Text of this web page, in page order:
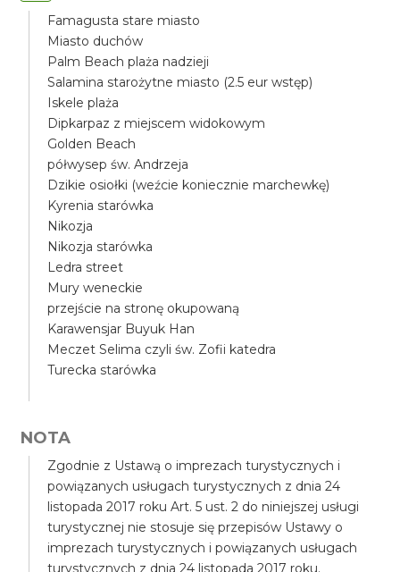
Famagusta stare miasto
Miasto duchów
Palm Beach plaża nadzieji
Salamina starożytne miasto (2.5 eur wstęp)
Iskele plaża
Dipkarpaz z miejscem widokowym
Golden Beach
półwysep św. Andrzeja
Dzikie osiołki (weźcie koniecznie marchewkę)
Kyrenia starówka
Nikozja
Nikozja starówka
Ledra street
Mury weneckie
przejście na stronę okupowaną
Karawensjar Buyuk Han
Meczet Selima czyli św. Zofii katedra
Turecka starówka
NOTA
Zgodnie z Ustawą o imprezach turystycznych i
powiązanych usługach turystycznych z dnia 24
listopada 2017 roku Art. 5 ust. 2 do niniejszej usługi
turystycznej nie stosuje się przepisów Ustawy o
imprezach turystycznych i powiązanych usługach
turystycznych z dnia 24 listopada 2017 roku.